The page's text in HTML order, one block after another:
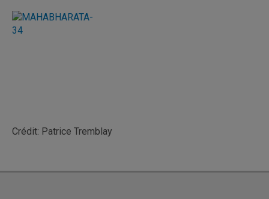
Crédit: Patrice Tremblay